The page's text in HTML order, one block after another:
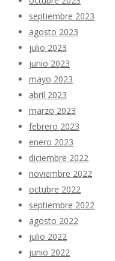
septiembre 2023
agosto 2023
julio 2023
junio 2023
mayo 2023
abril 2023
marzo 2023
febrero 2023
enero 2023
diciembre 2022
noviembre 2022
octubre 2022
septiembre 2022
agosto 2022
julio 2022
junio 2022